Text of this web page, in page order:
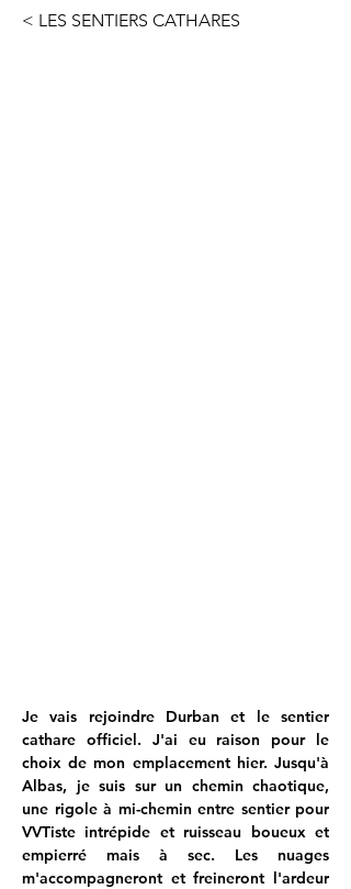
< LES SENTIERS CATHARES
Je vais rejoindre Durban et le sentier
cathare officiel. J'ai eu raison pour le
choix de mon emplacement hier. Jusqu'à
Albas, je suis sur un chemin chaotique,
une rigole à mi-chemin entre sentier pour
VVTiste intrépide et ruisseau boueux et
empierré mais à sec. Les nuages
m'accompagneront et freineront l'ardeur